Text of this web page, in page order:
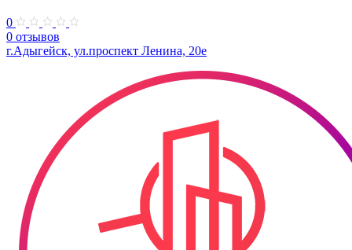
0
0 отзывов
г.Адыгейск, ул.проспект Ленина, 20е